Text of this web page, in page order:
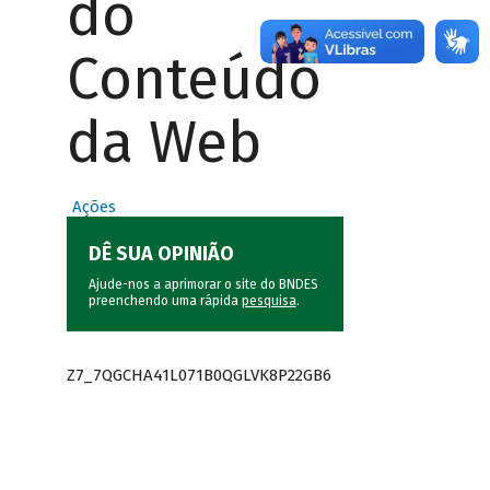
do
Conteúdo
da Web
Ações
DÊ SUA OPINIÃO
Ajude-nos a aprimorar o site do BNDES
preenchendo uma rápida pesquisa.
Z7_7QGCHA41L071B0QGLVK8P22GB6